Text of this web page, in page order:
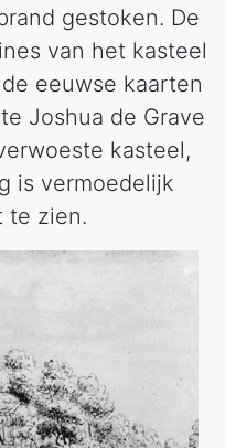
gestoken. De
van het kasteel
eeuwse kaarten
Joshua de Grave
kasteel,
is vermoedelijk
te zien.